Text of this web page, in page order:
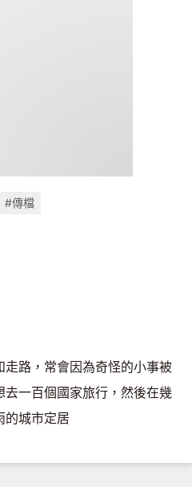
#傳檔
走路，常會因為奇怪的小事被
去一百個國家旅行，然後在幾
的城市定居